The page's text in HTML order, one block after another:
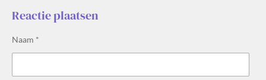
Reactie plaatsen
Naam *